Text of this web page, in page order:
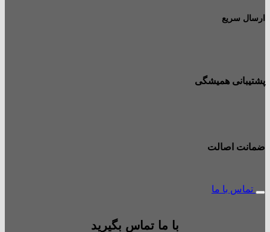
ارسال سریع
پشتیبانی همیشگی
ضمانت اصالت
تماس با ما
با ما تماس بگیرید